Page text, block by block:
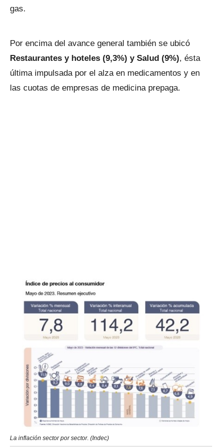
gas.
Por encima del avance general también se ubicó
Restaurantes y hoteles (9,3%) y Salud (9%), ésta
última impulsada por el alza en medicamentos y en
las cuotas de empresas de medicina prepaga.
La inflación sector por sector. (Indec)